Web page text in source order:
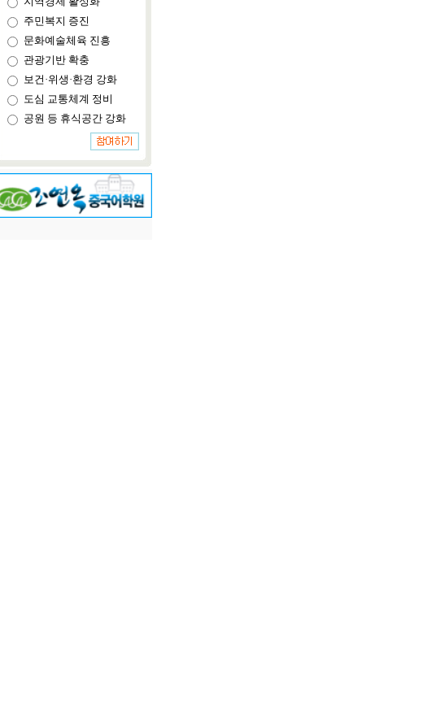
주민복지 증진
문화예술체육 진흥
관광기반 확충
보건·위생·환경 강화
도심 교통체계 정비
공원 등 휴식공간 강화